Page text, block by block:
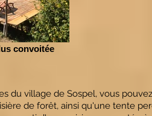
convoitée
du village de Sospel, vous
de forêt, ainsi qu'une tente